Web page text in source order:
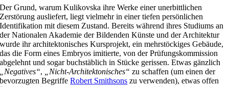
Der Grund, warum Kulikovska ihre Werke einer unerbittlichen
Zerstörung ausliefert, liegt vielmehr in einer tiefen persönlichen
Identifikation mit diesem Zustand. Bereits während ihres Studiums an
der Nationalen Akademie der Bildenden Künste und der Architektur
wurde ihr architektonisches Kursprojekt, ein mehrstöckiges Gebäude,
das die Form eines Embryos imitierte, von der Prüfungskommission
abgelehnt und sogar buchstäblich in Stücke gerissen. Etwas gänzlich
„Negatives“, „Nicht-Architektonisches“ zu schaffen (um einen der
bevorzugten BegriffeRobert Smithsons zu verwenden), etwas offen